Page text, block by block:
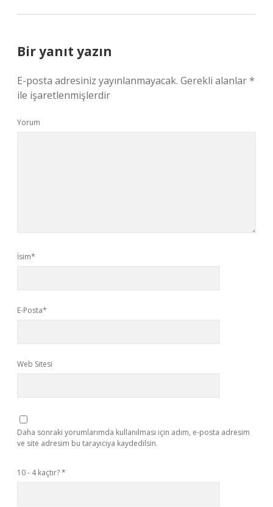
Bir yanıt yazın
E-posta adresiniz yayınlanmayacak. Gerekli alanlar*
ile işaretlenmişlerdir
Yorum
İsim*
E-Posta*
Web Sitesi
Daha sonraki yorumlarımda kullanılması için adım, e-posta adresim
ve site adresim bu tarayıcıya kaydedilsin.
10 - 4 kaçtır?*